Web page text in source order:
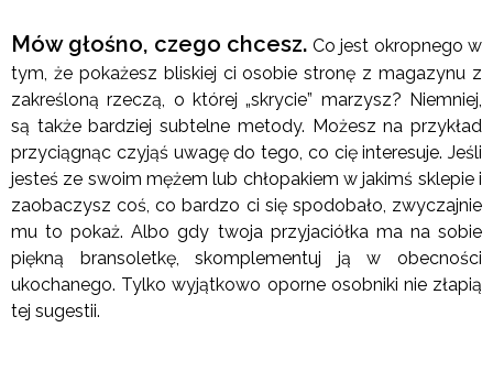
Mów głośno, czego chcesz. Co jest okropnego w
tym, że pokażesz bliskiej ci osobie stronę z magazynu z
zakreśloną rzeczą, o której „skrycie” marzysz? Niemniej,
są także bardziej subtelne metody. Możesz na przykład
przyciągnąc czyjąś uwagę do tego, co cię interesuje. Jeśli
jesteś ze swoim mężem lub chłopakiem w jakimś sklepie i
zaobaczysz coś, co bardzo ci się spodobało, zwyczajnie
mu to pokaż. Albo gdy twoja przyjaciółka ma na sobie
piękną bransoletkę, skomplementuj ją w obecności
ukochanego. Tylko wyjątkowo oporne osobniki nie złapią
tej sugestii.